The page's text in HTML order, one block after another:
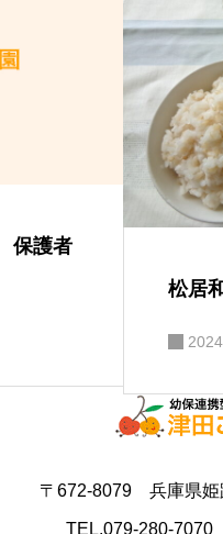
保護者
松居
〒672-8079 兵庫県姫
TEL.079-280-